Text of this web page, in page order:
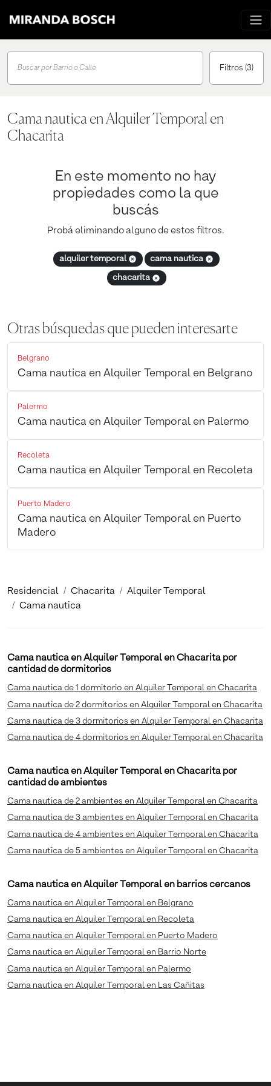
Buscar por Barrio o Calle Filtros (3)
Cama nautica en Alquiler Temporal en
Chacarita
En este momento no hay
propiedades como la que
buscás
Probá eliminando alguno de estos filtros.
alquiler temporal cama nautica
chacarita
Otras búsquedas que pueden interesarte
Belgrano
Cama nautica en Alquiler Temporal en Belgrano
Palermo
Cama nautica en Alquiler Temporal en Palermo
Recoleta
Cama nautica en Alquiler Temporal en Recoleta
Puerto Madero
Cama nautica en Alquiler Temporal en Puerto
Madero
Residencial Chacarita
Alquiler Temporal
Cama nautica
Cama nautica en Alquiler Temporal en Chacarita por
cantidad de dormitorios
Cama nautica de 1 dormitorio en Alquiler Temporal en Chacarita
Cama nautica de 2 dormitorios en Alquiler Temporal en Chacarita
Cama nautica de 3 dormitorios en Alquiler Temporal en Chacarita
Cama nautica de 4 dormitorios en Alquiler Temporal en Chacarita
Cama nautica en Alquiler Temporal en Chacarita por
cantidad de ambientes
Cama nautica de 2 ambientes en Alquiler Temporal en Chacarita
Cama nautica de 3 ambientes en Alquiler Temporal en Chacarita
Cama nautica de 4 ambientes en Alquiler Temporal en Chacarita
Cama nautica de 5 ambientes en Alquiler Temporal en Chacarita
Cama nautica en Alquiler Temporal en barrios cercanos
Cama nautica en Alquiler Temporal en Belgrano
Cama nautica en Alquiler Temporal en Recoleta
Cama nautica en Alquiler Temporal en Puerto Madero
Cama nautica en Alquiler Temporal en Barrio Norte
Cama nautica en Alquiler Temporal en Palermo
Cama nautica en Alquiler Temporal en Las Cañitas